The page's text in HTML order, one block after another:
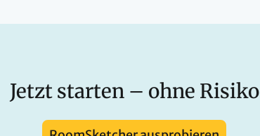
Jetzt starten – ohne Risiko